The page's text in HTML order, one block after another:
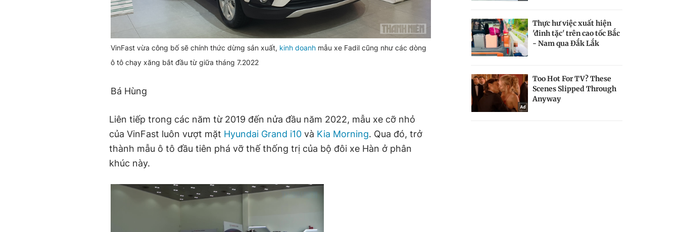
VinFast vừa công bố sẽ chính thức dừng sản xuất, kinh doanh mẫu xe Fadil cũng như các dòng
ô tô chạy xăng bắt đầu từ giữa tháng 7.2022
Bá Hùng
Liên tiếp trong các năm từ 2019 đến nửa đầu năm 2022, mẫu xe cỡ nhỏ
của VinFast luôn vượt mặt Hyundai Grand i10 và Kia Morning. Qua đó, trở
thành mẫu ô tô đầu tiên phá vỡ thế thống trị của bộ đôi xe Hàn ở phân
khúc này.